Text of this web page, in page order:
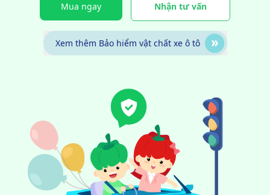
Mua ngay Nhận tư vấn
Xem thêm Bảo hiểm vật chất xe ô tô